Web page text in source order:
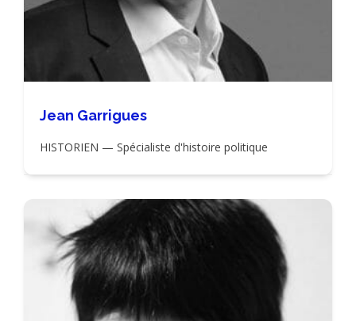
Jean Garrigues
HISTORIEN — Spécialiste d'histoire politique